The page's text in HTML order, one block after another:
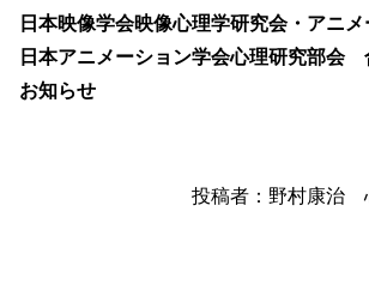
日本映像学会映像心理学研究会・アニメ
日本アニメーション学会心理研究部会
お知らせ
投稿者：野村康治